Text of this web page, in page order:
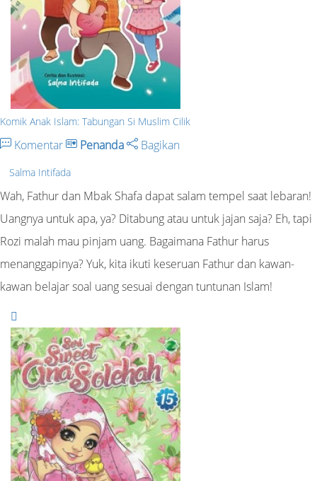
Komik Anak Islam: Tabungan Si Muslim Cilik
Komentar Penanda Bagikan
Salma Intifada
Wah, Fathur dan Mbak Shafa dapat salam tempel saat lebaran!
Uangnya untuk apa, ya? Ditabung atau untuk jajan saja? Eh, tapi
Rozi malah mau pinjam uang. Bagaimana Fathur harus
menanggapinya? Yuk, kita ikuti keseruan Fathur dan kawan-
kawan belajar soal uang sesuai dengan tuntunan Islam!